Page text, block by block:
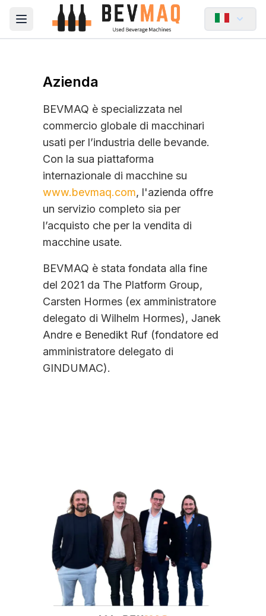
Open main menu
Azienda
BEVMAQ è specializzata nel
commercio globale di macchinari
usati per l’industria delle bevande.
Con la sua piattaforma
internazionale di macchine su
www.bevmaq.com, l'azienda offre
un servizio completo sia per
l’acquisto che per la vendita di
macchine usate.
BEVMAQ è stata fondata alla fine
del 2021 da The Platform Group,
Carsten Hormes (ex amministratore
delegato di Wilhelm Hormes), Janek
Andre e Benedikt Ruf (fondatore ed
amministratore delegato di
GINDUMAC).